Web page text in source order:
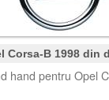
Corsa-B 1998 din
hand pentru Opel